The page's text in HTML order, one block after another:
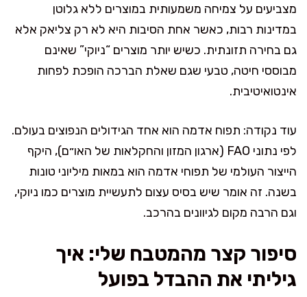
מצביעים על צמיחה משמעותית במוצרים ללא גלוטן
במדינות רבות, כאשר אחת הסיבות היא לא רק צליאק אלא
גם בחירה תזונתית. כשיש יותר מוצרים “ניוקי” שאינם
מבוססי חיטה, טבעי שגם שאלת הברכה הופכת לפחות
אינטואיטיבית.
עוד נקודה: תפוח אדמה הוא אחד הגידולים הנפוצים בעולם.
לפי נתוני FAO (ארגון המזון והחקלאות של האו״ם), היקף
הייצור העולמי של תפוחי אדמה הוא במאות מיליוני טונות
בשנה. זה אומר שיש בסיס עצום לתעשיית מוצרים כמו ניוקי,
וגם הרבה מקום לגיוונים בהרכב.
סיפור קצר מהמטבח שלי: איך
גיליתי את ההבדל בפועל